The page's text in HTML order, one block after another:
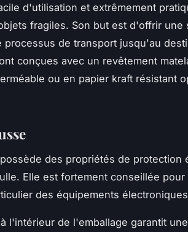
d'utilisation et extrêmement
fragiles. Son but est d'offrir une
processus de transport jusqu'au
conçues avec un revêtement
ou en papier kraft résistant
des propriétés de protection
Elle est fortement conseillée
des équipements
l'intérieur de l'emballage garantit